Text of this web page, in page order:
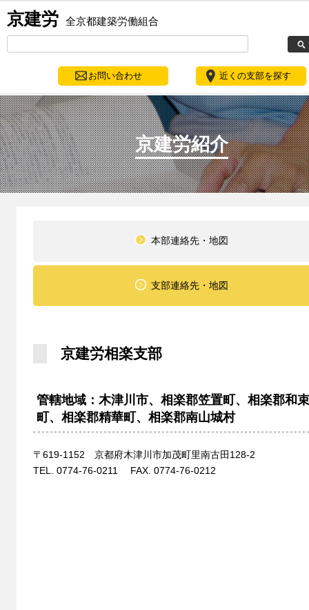
京建労 全京都建築労働組合
お問い合わせ 近くの支部を探す
京建労紹介
本部連絡先・地図
支部連絡先・地図
京建労相楽支部
管轄地域：木津川市、相楽郡笠置町、相楽郡和束
町、相楽郡精華町、相楽郡南山城村
〒619-1152 京都府木津川市加茂町里南古田128-2
TEL. 0774-76-0211 FAX. 0774-76-0212